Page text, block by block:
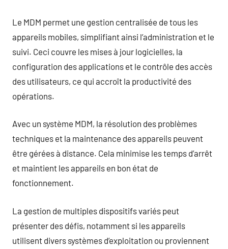
Le MDM permet une gestion centralisée de tous les
appareils mobiles, simplifiant ainsi l’administration et le
suivi. Ceci couvre les mises à jour logicielles, la
configuration des applications et le contrôle des accès
des utilisateurs, ce qui accroît la productivité des
opérations.
Avec un système MDM, la résolution des problèmes
techniques et la maintenance des appareils peuvent
être gérées à distance. Cela minimise les temps d’arrêt
et maintient les appareils en bon état de
fonctionnement.
La gestion de multiples dispositifs variés peut
présenter des défis, notamment si les appareils
utilisent divers systèmes d’exploitation ou proviennent